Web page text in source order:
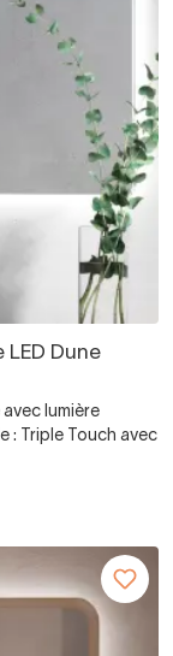
Dune
lumière
: Triple Touch avec